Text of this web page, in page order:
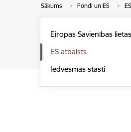
Sākums Fondi un ES
Eiropas Savienības lietas
ES atbalsts
Iedvesmas stāsti